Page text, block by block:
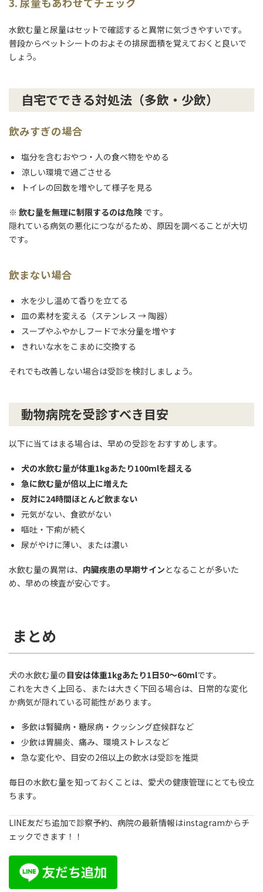
水飲む量と尿量はセットで確認すると異常に気づきやすいです。
普段からペットシートのおよその排尿面積を覚えておくと良いで
しょう。
自宅でできる対処法（多飲・少飲）
飲みすぎの場合
塩分を含むおやつ・人の食べ物をやめる
涼しい環境で過ごさせる
トイレの回数を増やして様子を見る
※ 飲む量を無理に制限するのは危険 です。
隠れている病気の悪化につながるため、原因を調べることが大切
です。
飲まない場合
水を少し温めて香りを立てる
皿の素材を変える（ステンレス → 陶器）
スープやふやかしフードで水分量を増やす
きれいな水をこまめに交換する
それでも改善しない場合は受診を検討しましょう。
動物病院を受診すべき目安
以下に当てはまる場合は、早めの受診をおすすめします。
犬の水飲む量が体重1kgあたり100mlを超える
急に飲む量が倍以上に増えた
反対に24時間ほとんど飲まない
元気がない、食欲がない
嘔吐・下痢が続く
尿がやけに薄い、または濃い
水飲む量の異常は、 内臓疾患の早期サインとなることが多いた
め、早めの検査が安心です。
まとめ
犬の水飲む量の目安は体重1kgあたり1日50〜60mlです。
これを大きく上回る、または大きく下回る場合は、日常的な変化
か病気が隠れている可能性があります。
多飲は腎臓病・糖尿病・クッシング症候群など
少飲は胃腸炎、痛み、環境ストレスなど
急な変化や、目安の2倍以上の飲水は受診を推奨
毎日の水飲む量を知っておくことは、愛犬の健康管理にとても役立
ちます。
LINE友だち追加で診察予約、病院の最新情報はinstagramからチ
ェックできます！！